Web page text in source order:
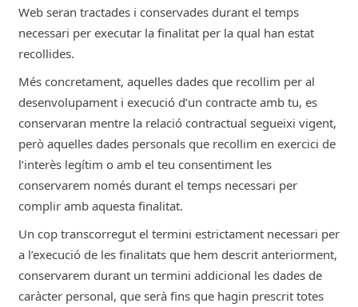
Web seran tractades i conservades durant el temps
necessari per executar la finalitat per la qual han estat
recollides.
Més concretament, aquelles dades que recollim per al
desenvolupament i execució d’un contracte amb tu, es
conservaran mentre la relació contractual segueixi vigent,
però aquelles dades personals que recollim en exercici de
l’interès legítim o amb el teu consentiment les
conservarem només durant el temps necessari per
complir amb aquesta finalitat.
Un cop transcorregut el termini estrictament necessari per
a l’execució de les finalitats que hem descrit anteriorment,
conservarem durant un termini addicional les dades de
caràcter personal, que serà fins que hagin prescrit totes